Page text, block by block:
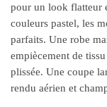
pour un look flatteur
couleurs pastel, les
parfaits. Une robe
empiècement de
plissée. Une coupe
rendu aérien et